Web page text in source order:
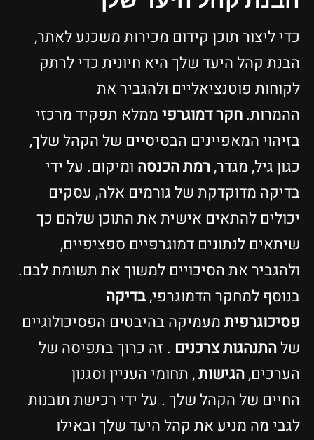
כדי ליצור תוכן קידום מכירות משכנע לאתר,
הבנת קהל היעד שלך היא חיונית כדי לרתק
לקוחות פוטנציאליים ולהגביר את
ההמרות.חקר דמוגרפיממלא תפקיד מרכזי
בזיהוי המאפיינים הבסיסיים של הקהל שלך,
כגון גיל, מגדר,רמת הכנסה ומיקום. על ידי
בדיקה מדוקדקת של גורמים אלה, עסקים
יכולים להתאים אישית את התוכן שלהם כך
שיתאים לנתונים דמוגרפיים ספציפיים,
ולהגביר את הסיכויים למשוך את תשומת לבם.
בנוסף למחקר הדמוגרפי,בדיקה
פסיכוגרפיתמעמיקה בהיבטים הפסיכולוגיים
שלהתנהגות צרכנים . זה כרוך בתפיסה של
הערכים,הגישות, תחומי העניין וסגנון
החיים של הקהל שלך . על ידי רכישת תובנות
לגבי מה מניע את קהל היעד שלך ובאילו